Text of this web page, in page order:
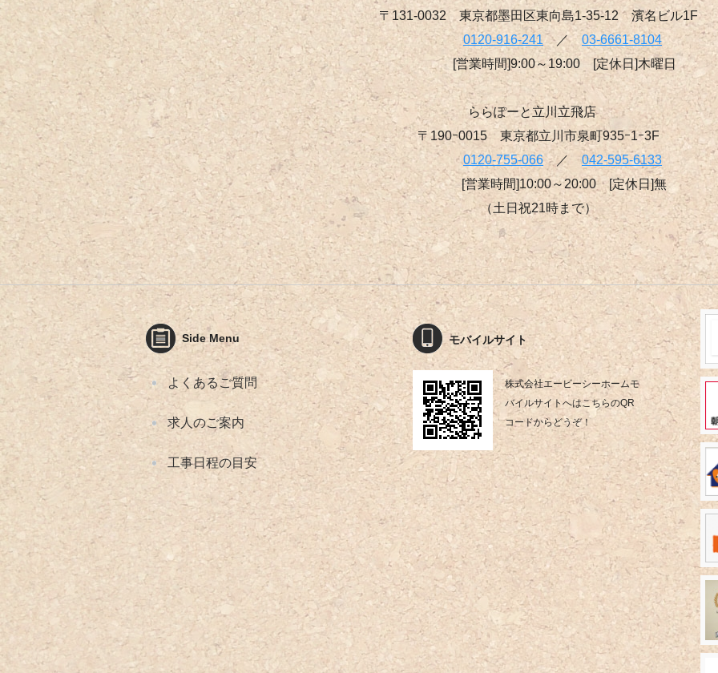
〒131-0032 東京都墨田区東向島1-35-12 濱名ビル1F
0120-916-241／ 03-6661-8104
[営業時間]9:00～19:00 [定休日]木曜日
ららぽーと立川立飛店
〒190ｰ0015 東京都立川市泉町935ｰ1ｰ3F
0120-755-066／ 042-595-6133
[営業時間]10:00～20:00 [定休日]無
（土日祝21時まで）
Side Menu
よくあるご質問
求人のご案内
工事日程の目安
モバイルサイト
株式会社エービーシーホームモ
バイルサイトへはこちらのQR
コードからどうぞ！